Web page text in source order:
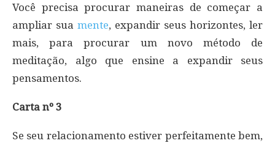
Você precisa procurar maneiras de começar a
ampliar sua mente, expandir seus horizontes, ler
mais, para procurar um novo método de
meditação, algo que ensine a expandir seus
pensamentos.
Carta nº 3
Se seu relacionamento estiver perfeitamente bem,